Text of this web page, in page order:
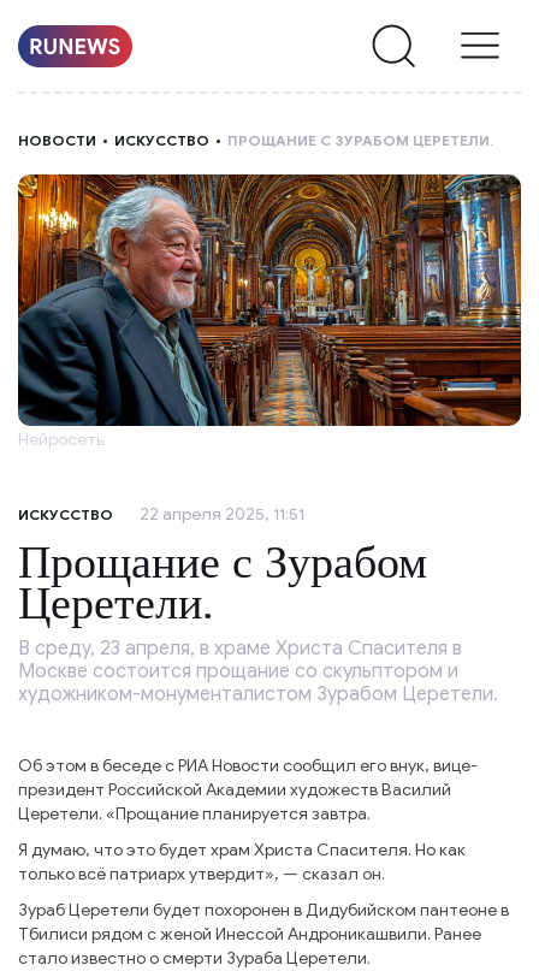
РУБРИКИ
О
НАС
НОВОСТИ ИСКУССТВО ПРОЩАНИЕ С ЗУРАБОМ ЦЕРЕТЕЛИ.
Нейросеть
ИСКУССТВО 22 апреля 2025, 11:51
Прощание с Зурабом
Церетели.
В среду, 23 апреля, в храме Христа Спасителя в
Москве состоится прощание со скульптором и
художником-монументалистом Зурабом Церетели.
Об этом в беседе с РИА Новости сообщил его внук, вице-
президент Российской Академии художеств Василий
Церетели. «Прощание планируется завтра.
Я думаю, что это будет храм Христа Спасителя. Но как
только всё патриарх утвердит», — сказал он.
Зураб Церетели будет похоронен в Дидубийском пантеоне в
Тбилиси рядом с женой Инессой Андроникашвили. Ранее
стало известно о смерти Зураба Церетели.